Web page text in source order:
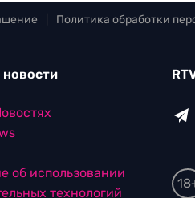
Политика обработки
об использовании
технологий